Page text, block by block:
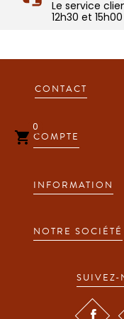
Le service
12h30 et
CONTACT
COMPTE
INFORMATION
NOTRE SOCIÉTÉ
SUIVEZ-

0